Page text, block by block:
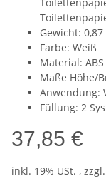
Gewicht: 0,87
Farbe: Weiß
Material:
Maße Höhe/
Anwendung:
Füllung: 2
37,85 €
inkl. 19% USt. , zzgl.